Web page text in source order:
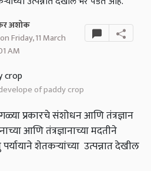
अशोक
Friday, 11 March
AM
of paddy crop
प्रकारचे संशोधन आणि तंत्रज्ञान
आणि तंत्रज्ञानाच्या मदतीने
शेतकऱ्यांच्या उत्पन्नात देखील